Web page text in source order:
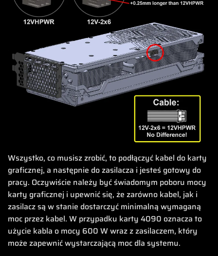
Wszystko, co musisz zrobić, to podłączyć kabel do karty
graficznej, a następnie do zasilacza i jesteś gotowy do
pracy. Oczywiście należy być świadomym poboru mocy
karty graficznej i upewnić się, że zarówno kabel, jak i
zasilacz są w stanie dostarczyć minimalną wymaganą
moc przez kabel. W przypadku karty 4090 oznacza to
użycie kabla o mocy 600 W wraz z zasilaczem, który
może zapewnić wystarczającą moc dla systemu.